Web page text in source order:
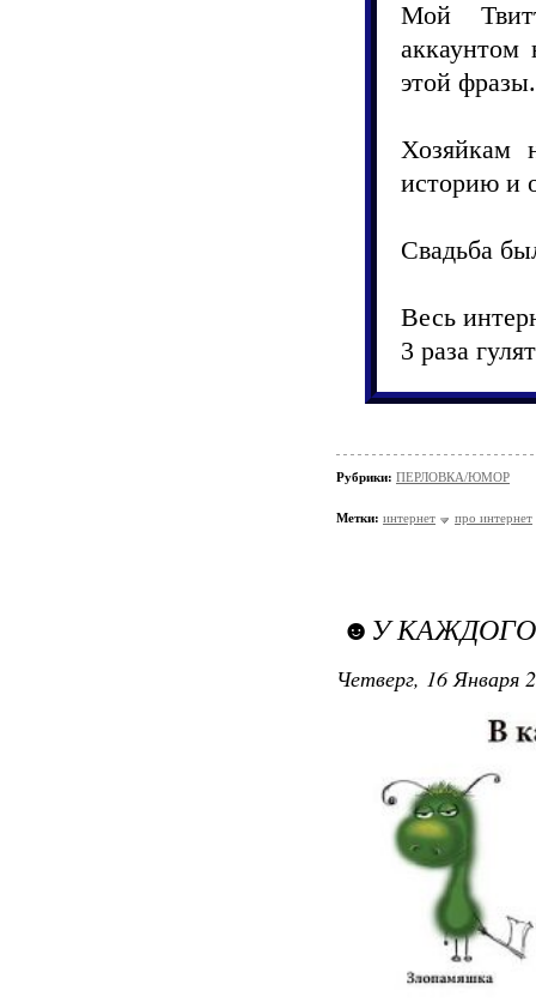
Мой
этой фразы.
Хозяйкам
историю и
Свадьба
Весь
3 раза
Рубрики: ПЕРЛОВКА/ЮМОР
Метки: интернет про интернет
☻У КАЖДОГО
Четверг, 16 Января